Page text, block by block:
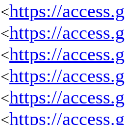
<https://
<https://
<https://
<https://
<https://
<https://